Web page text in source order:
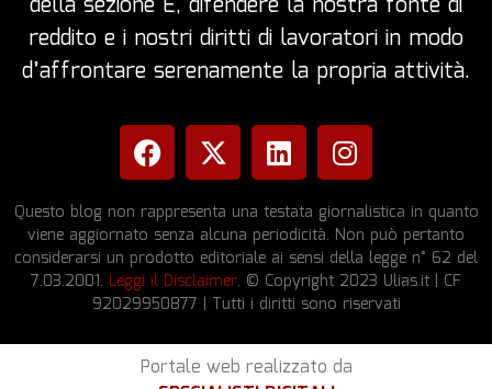
reddito e i nostri diritti di lavoratori in modo
d’affrontare serenamente la propria attività.
Questo blog non rappresenta una testata giornalistica in quanto
viene aggiornato senza alcuna periodicità. Non può pertanto
considerarsi un prodotto editoriale ai sensi della legge n° 62 del
7.03.2001. Leggi il Disclaimer. © Copyright 2023 Ulias.it | CF
92029950877 | Tutti i diritti sono riservati
Portale web realizzato da